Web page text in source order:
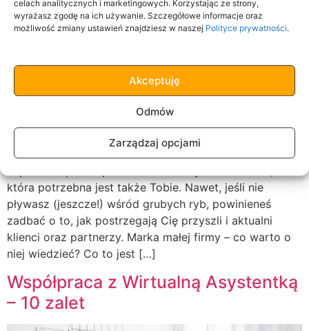
celach analitycznych i marketingowych. Korzystając ze strony,
wyrażasz zgodę na ich używanie. Szczegółowe informacje oraz
możliwość zmiany ustawień znajdziesz w naszej Polityce prywatności.
Akceptuję
Odmów
Zarządzaj opcjami
Coca Cola, Adidas, Disney. Co łączy te różne, a jednak
która potrzebna jest także Tobie. Nawet, jeśli nie
pływasz (jeszcze!) wśród grubych ryb, powinieneś
zadbać o to, jak postrzegają Cię przyszli i aktualni
klienci oraz partnerzy. Marka małej firmy – co warto o
niej wiedzieć? Co to jest […]
Współpraca z Wirtualną Asystentką
– 10 zalet